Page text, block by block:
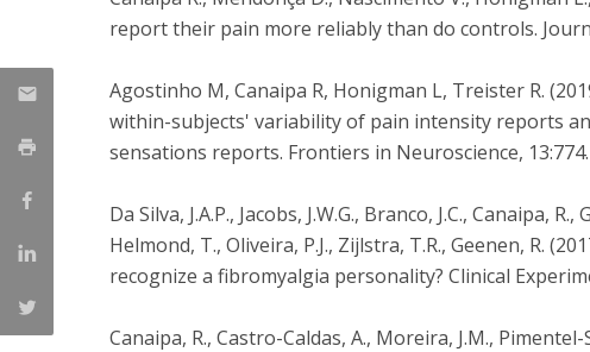
report their pain more reliably than do controls.
Agostinho M, Canaipa R, Honigman L, Treister R.
within-subjects' variability of pain intensity reports
sensations reports. Frontiers in Neuroscience, 13:774.
Da Silva, J.A.P., Jacobs, J.W.G., Branco, J.C., Canaipa,
Helmond, T., Oliveira, P.J., Zijlstra, T.R., Geenen, R.
recognize a fibromyalgia personality? Clinical
Canaipa, R., Castro-Caldas, A., Moreira, J.M.,